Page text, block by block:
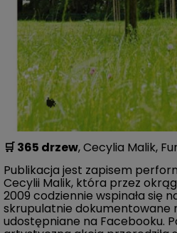
🛒365 drzew, Cecylia Malik,
Publikacja jest zapisem
Cecylii Malik, która przez
2009 codziennie wspinała się
skrupulatnie dokumentowane
udostępniane na Facebooku.